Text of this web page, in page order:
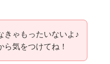
きゃもったいないよ♪
気をつけてね！